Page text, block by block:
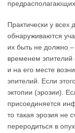
Практически у всех
обнаруживаются
их быть не должно
временем эпителий
и на его месте
эпителий. Если
эктопии (эрозии).
присоединяется
то такая эрозия не
переродиться в